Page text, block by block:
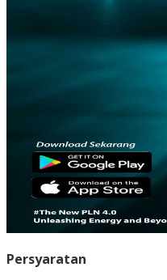
Persyaratan